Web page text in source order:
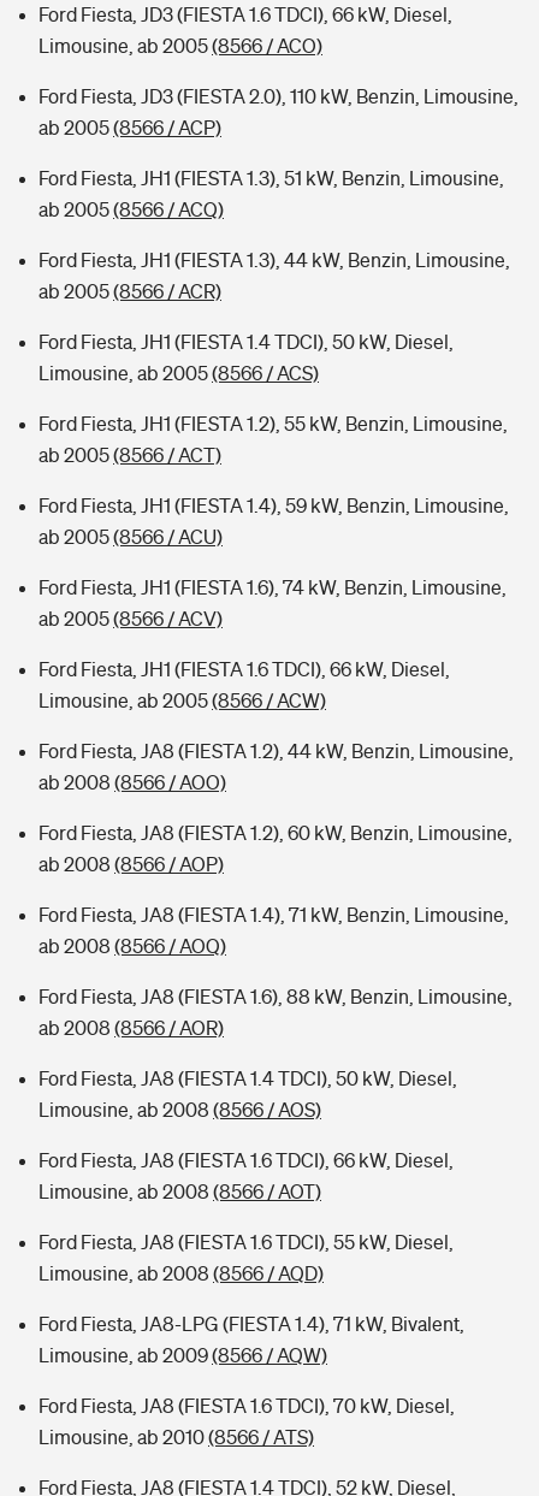
Ford Fiesta, JD3 (FIESTA 1.6 TDCI), 66 kW, Diesel,
Limousine, ab 2005(8566 / ACO)
Ford Fiesta, JD3 (FIESTA 2.0), 110 kW, Benzin, Limousine,
ab 2005(8566 / ACP)
Ford Fiesta, JH1 (FIESTA 1.3), 51 kW, Benzin, Limousine,
ab 2005(8566 / ACQ)
Ford Fiesta, JH1 (FIESTA 1.3), 44 kW, Benzin, Limousine,
ab 2005(8566 / ACR)
Ford Fiesta, JH1 (FIESTA 1.4 TDCI), 50 kW, Diesel,
Limousine, ab 2005(8566 / ACS)
Ford Fiesta, JH1 (FIESTA 1.2), 55 kW, Benzin, Limousine,
ab 2005(8566 / ACT)
Ford Fiesta, JH1 (FIESTA 1.4), 59 kW, Benzin, Limousine,
ab 2005(8566 / ACU)
Ford Fiesta, JH1 (FIESTA 1.6), 74 kW, Benzin, Limousine,
ab 2005(8566 / ACV)
Ford Fiesta, JH1 (FIESTA 1.6 TDCI), 66 kW, Diesel,
Limousine, ab 2005(8566 / ACW)
Ford Fiesta, JA8 (FIESTA 1.2), 44 kW, Benzin, Limousine,
ab 2008 (8566 / AOO)
Ford Fiesta, JA8 (FIESTA 1.2), 60 kW, Benzin, Limousine,
ab 2008 (8566 / AOP)
Ford Fiesta, JA8 (FIESTA 1.4), 71 kW, Benzin, Limousine,
ab 2008 (8566 / AOQ)
Ford Fiesta, JA8 (FIESTA 1.6), 88 kW, Benzin, Limousine,
ab 2008 (8566 / AOR)
Ford Fiesta, JA8 (FIESTA 1.4 TDCI), 50 kW, Diesel,
Limousine, ab 2008 (8566 / AOS)
Ford Fiesta, JA8 (FIESTA 1.6 TDCI), 66 kW, Diesel,
Limousine, ab 2008 (8566 / AOT)
Ford Fiesta, JA8 (FIESTA 1.6 TDCI), 55 kW, Diesel,
Limousine, ab 2008 (8566 / AQD)
Ford Fiesta, JA8-LPG (FIESTA 1.4), 71 kW, Bivalent,
Limousine, ab 2009(8566 / AQW)
Ford Fiesta, JA8 (FIESTA 1.6 TDCI), 70 kW, Diesel,
Limousine, ab 2010(8566 / ATS)
Ford Fiesta, JA8 (FIESTA 1.4 TDCI), 52 kW, Diesel,